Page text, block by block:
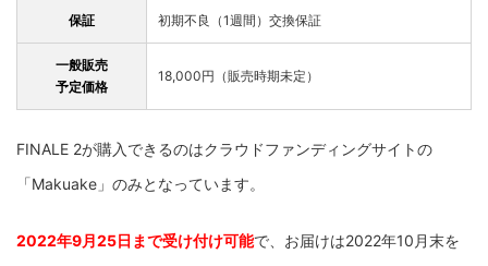
保証 初期不良（1週間）交換保証
一般販売
予定価格
18,000円（販売時期未定）
FINALE 2が購入できるのはクラウドファンディングサイトの
「Makuake」のみとなっています。
2022年9月25日まで受け付け可能で、お届けは2022年10月末を